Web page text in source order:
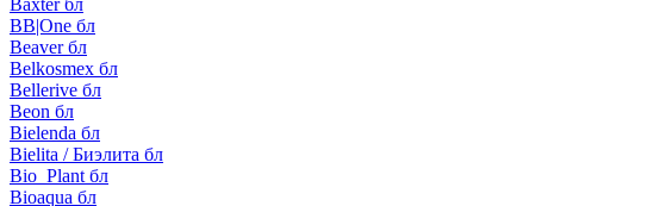
Baxter бл
BB|One бл
Beaver бл
Belkosmex бл
Bellerive бл
Beon бл
Bielenda бл
Bielita / Биэлита бл
Bio_Plant бл
Bioaqua бл